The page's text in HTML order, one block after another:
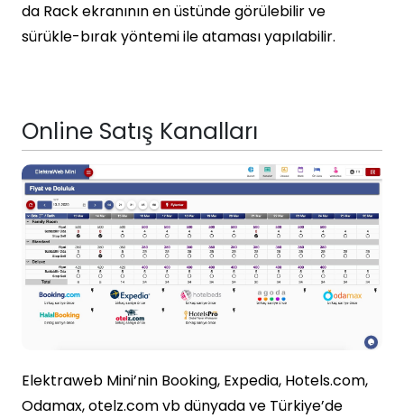
da Rack ekranının en üstünde görülebilir ve
sürükle-bırak yöntemi ile ataması yapılabilir.
Online Satış Kanalları
Elektraweb Mini’nin Booking, Expedia, Hotels.com,
Odamax, otelz.com vb dünyada ve Türkiye’de